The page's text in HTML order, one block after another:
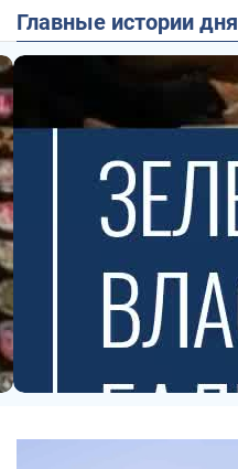
Главные истории дня